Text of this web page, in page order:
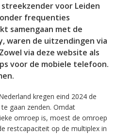
voor Leiden
frequenties
samengaan met de
waren de uitzendingen via
via deze website als
voor de mobiele telefoon.
kregen eind 2024 de
gaan zenden. Omdat
omroep is, moest de omroep
restcapaciteit op de multiplex in